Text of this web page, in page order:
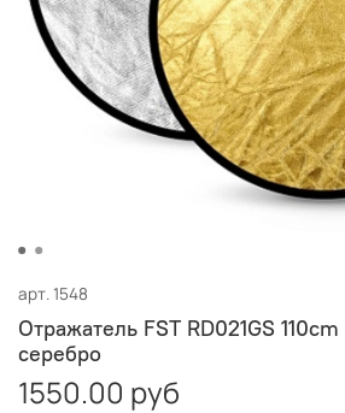
арт. 1548
Отражатель FST RD021GS
серебро
1550.00 руб